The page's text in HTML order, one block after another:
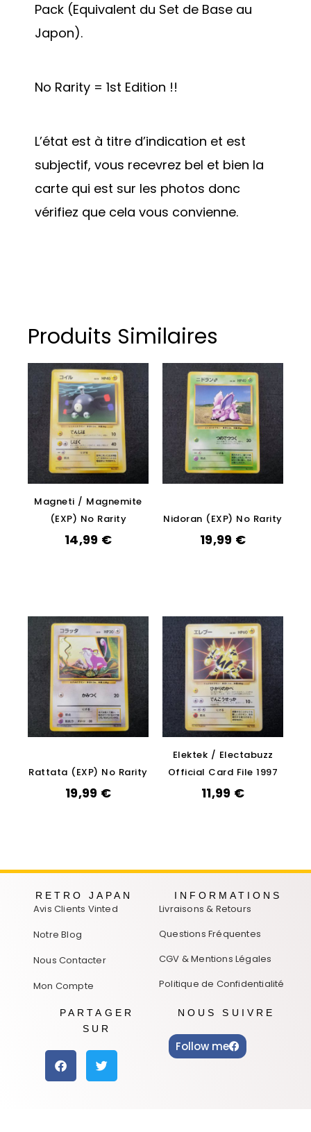
Pack (Equivalent du Set de Base au
Japon).
No Rarity = 1st Edition !!
L’état est à titre d’indication et est
subjectif, vous recevrez bel et bien la
carte qui est sur les photos donc
vérifiez que cela vous convienne.
Produits Similaires
Magneti / Magnemite
(EXP) No Rarity
14,99 €
Nidoran (EXP) No Rarity
19,99 €
Rattata (EXP) No Rarity
19,99 €
Elektek / Electabuzz
Official Card File 1997
11,99 €
RETRO JAPAN
Avis Clients Vinted
Notre Blog
Nous Contacter
Mon Compte
INFORMATIONS
Livraisons & Retours
Questions Fréquentes
CGV & Mentions Légales
Politique de Confidentialité
PARTAGER
SUR
NOUS SUIVRE
Follow me